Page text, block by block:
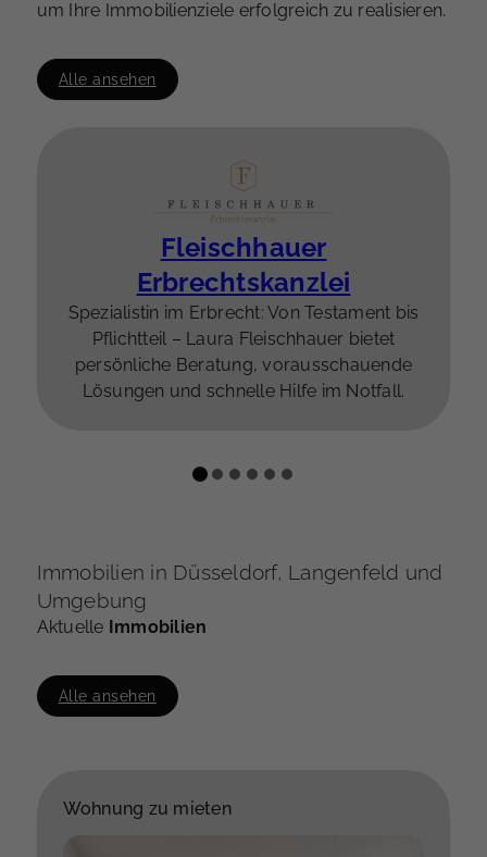
um Ihre Immobilienziele erfolgreich zu realisieren.
Alle ansehen
Fleischhauer
Erbrechtskanzlei
Spezialistin im Erbrecht: Von Testament bis
Pflichtteil – Laura Fleischhauer bietet
persönliche Beratung, vorausschauende
Lösungen und schnelle Hilfe im Notfall.
Immobilien in Düsseldorf, Langenfeld und
Umgebung
Aktuelle Immobilien
Alle ansehen
Wohnung zu mieten